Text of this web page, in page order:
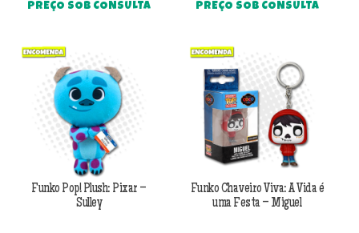
PREÇO SOB CONSULTA PREÇO SOB CONSULTA
Funko Pop! Plush: Pixar –
Sulley
Funko Chaveiro Viva: A Vida é
uma Festa – Miguel